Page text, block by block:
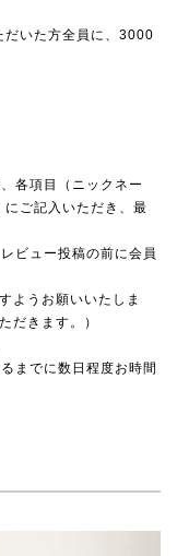
いた方全員に、3000
各項目（ニックネー
にご記入いただき、最
ビュー投稿の前に会員
ようお願いいたしま
だきます。）
までに数日程度お時間